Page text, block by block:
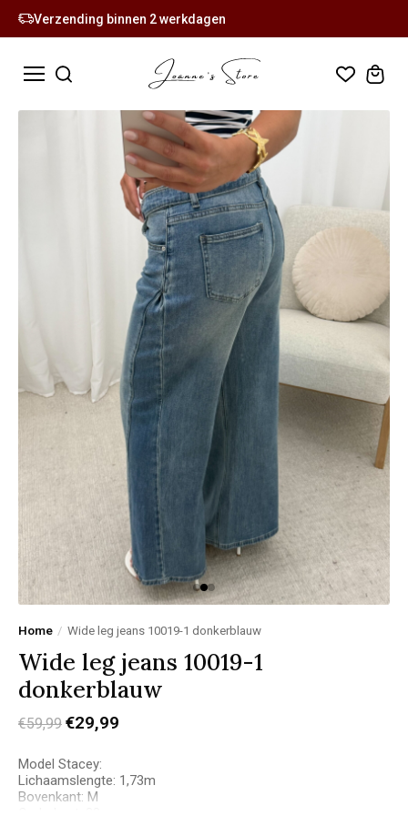
Verzending binnen 2 werkdagen
Home / Wide leg jeans 10019-1 donkerblauw
Wide leg jeans 10019-1
donkerblauw
€59,99 €29,99
Model Stacey:
Lichaamslengte: 1,73m
Bovenkant: M